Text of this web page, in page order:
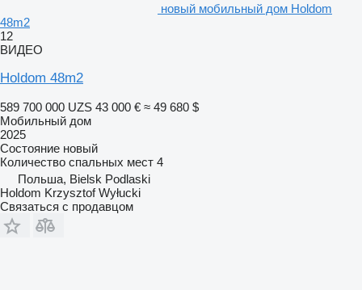
новый мобильный дом Holdom
48m2
12
ВИДЕО
Holdom 48m2
589 700 000 UZS 43 000 € ≈ 49 680 $
Мобильный дом
2025
Состояние новый
Количество спальных мест 4
Польша, Bielsk Podlaski
Holdom Krzysztof Wyłucki
Связаться с продавцом